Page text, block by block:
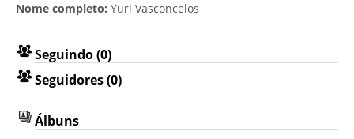
Nome completo: Yuri Vasconcelos
Seguindo (0)
Seguidores (0)
Álbuns